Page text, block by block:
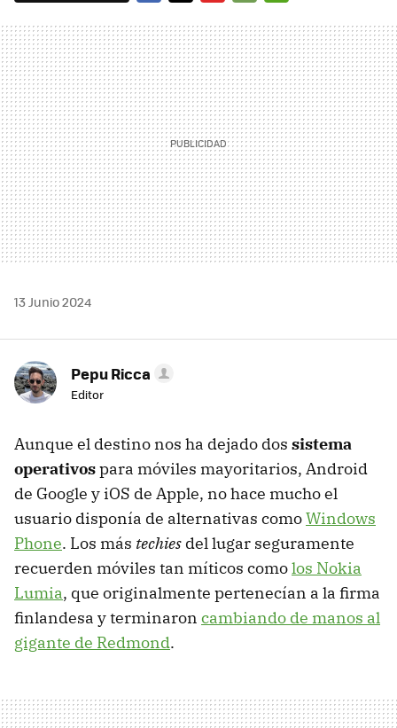
MAIL
13 Junio 2024
Pepu Ricca
Editor
Aunque el destino nos ha dejado dos sistema
operativospara móviles mayoritarios, Android
de Google y iOS de Apple, no hace mucho el
usuario disponía de alternativas comoWindows
Phone. Los más techies del lugar seguramente
recuerden móviles tan míticos comolos Nokia
Lumia, que originalmente pertenecían a la firma
finlandesa y terminaron cambiando de manos al
gigante de Redmond.